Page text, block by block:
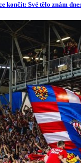
končit: Své tělo znám